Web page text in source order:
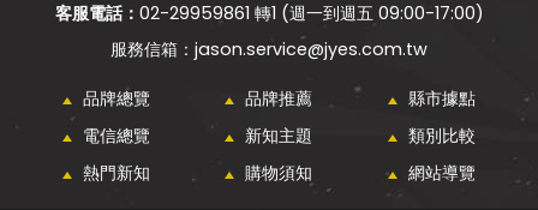
客服電話： 02-29959861 轉1 (週一到週五 09:00-17:00)
jason.service@jyes.com.tw
品牌總覽 品牌推薦
縣市據點
電信總覽
新知主題
類別比較
熱門新知
購物須知 網站導覽